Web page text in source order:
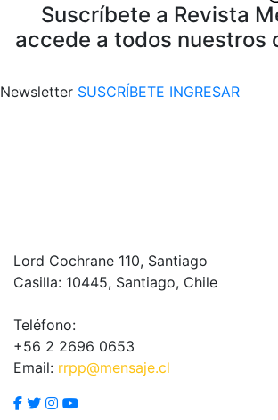
Suscríbete a Revista
accede a todos nuestros
Newsletter SUSCRÍBETE INGRESAR
Lord Cochrane 110, Santiago
Casilla: 10445, Santiago, Chile
Teléfono:
+56 2 2696 0653
Email: rrpp@mensaje.cl